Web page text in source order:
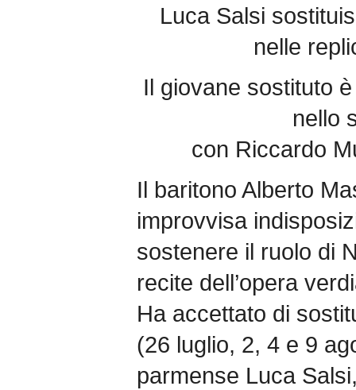
Luca Salsi
nelle
Il giovane sostituto
nello
con Riccardo
Il baritono Alberto
improvvisa
sostenere il ruolo di
recite dell’opera
Ha accettato di
(26 luglio, 2, 4 e 9
parmense Luca